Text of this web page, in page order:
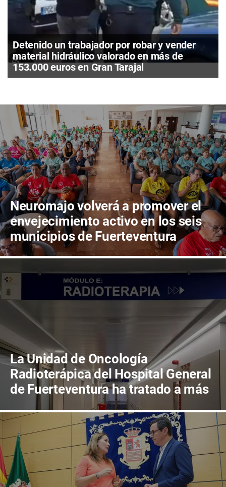
Detenido un trabajador por robar y vender
material hidráulico valorado en más de
153.000 euros en Gran Tarajal
Neuromajo volverá a promover el
envejecimiento activo en los seis
municipios de Fuerteventura
La Unidad de Oncología
Radioterápica del Hospital General
de Fuerteventura ha tratado a más
de 800 pacientes en sus primeros
cuatro años de actividad